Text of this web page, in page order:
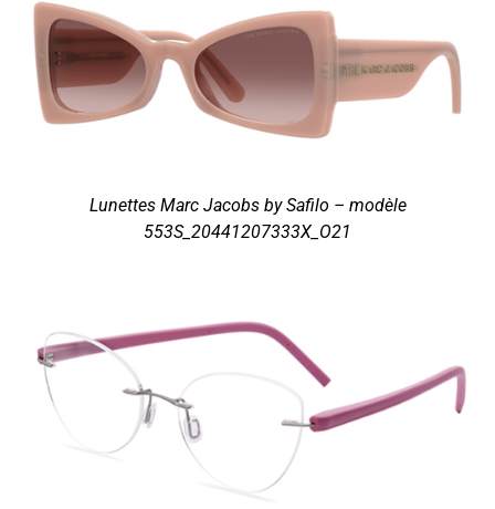
Lunettes Marc Jacobs by Safilo – modèle
553S_20441207333X_O21